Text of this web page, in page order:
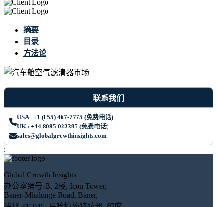
摘要
目录
方法论
联系我们
USA : +1 (855) 467-7775 (免费电话)
UK : +44 8085 022397 (免费电话)
sales@globalgrowthinsights.com
;
Global Growth Insights
办公室编号-B, 2楼, Icon Tower,
Baner-Mhalunge Road, Baner,